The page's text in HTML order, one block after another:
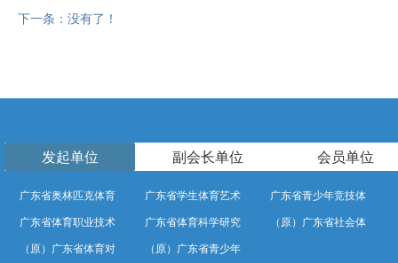
下一条：没有了！
发起单位 副会长单位 会员单位
广东省奥林匹克体育
中心
广东省学生体育艺术
联合会
广东省青少年竞技体
育学校
广东省体育职业技术
学院
广东省体育科学研究
（原）广东省社会体
（原）广东省体育对
（原）广东省青少年